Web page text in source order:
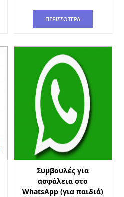
ΠΕΡΙΣΣΟΤΕΡΑ
Συμβουλές για
ασφάλεια στο
WhatsApp (για παιδιά)